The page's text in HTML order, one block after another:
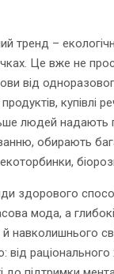
тренд –
Це вже не
від
купівлі
людей надають
обирають
здорового
мода, а
навколишнього
від